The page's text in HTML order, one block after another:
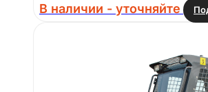
В наличии - уточняйте